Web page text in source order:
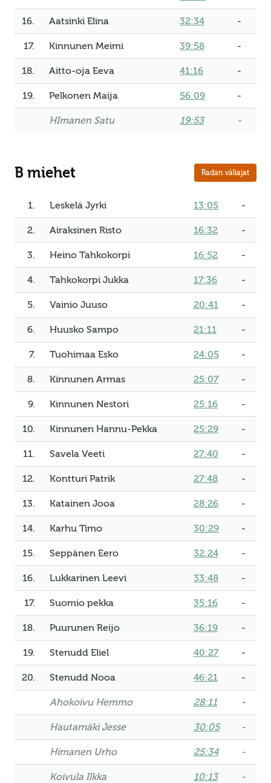
16. Aatsinki Elina 32:34 -
17. Kinnunen Meimi 39:58 -
18. Aitto-oja Eeva 41:16 -
19. Pelkonen Maija 56:09 -
HImanen Satu 19:53 -
B miehet Radan väliajat
1. Leskelä Jyrki 13:05 -
2. Airaksinen Risto 16:32 -
3. Heino Tahkokorpi 16:52 -
4. Tahkokorpi Jukka 17:36 -
5. Vainio Juuso 20:41 -
6. Huusko Sampo 21:11 -
7. Tuohimaa Esko 24:05 -
8. Kinnunen Armas 25:07 -
9. Kinnunen Nestori 25:16 -
10. Kinnunen Hannu-Pekka 25:29 -
11. Savela Veeti 27:40 -
12. Kontturi Patrik 27:48 -
13. Katainen Jooa 28:26 -
14. Karhu Timo 30:29 -
15. Seppänen Eero 32:24 -
16. Lukkarinen Leevi 33:48 -
17. Suomio pekka 35:16 -
18. Puurunen Reijo 36:19 -
19. Stenudd Eliel 40:27 -
20. Stenudd Nooa 46:21 -
Ahokoivu Hemmo 28:11 -
Hautamäki Jesse 30:05 -
Himanen Urho 25:34 -
Koivula Ilkka 10:13 -